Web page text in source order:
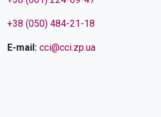
+38 (050) 484-21-18
E-mail: cci@cci.zp.ua